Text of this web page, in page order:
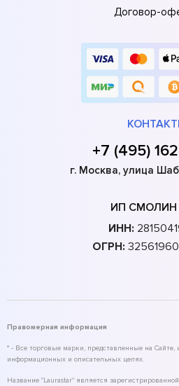
Договор-
+7 (495)
г. Москва, улица
ИП СМОЛИН
ИНН:
ОГРН:
Правомерная информация
* - Все торговые марки, представленные на Сайте,
информационных и описательных целях.
Название "Laurastar" является